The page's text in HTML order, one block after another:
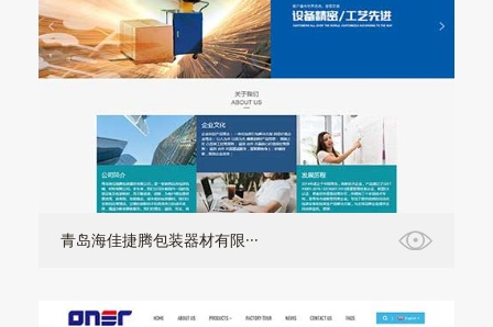
青岛海佳捷腾包装器材有限···